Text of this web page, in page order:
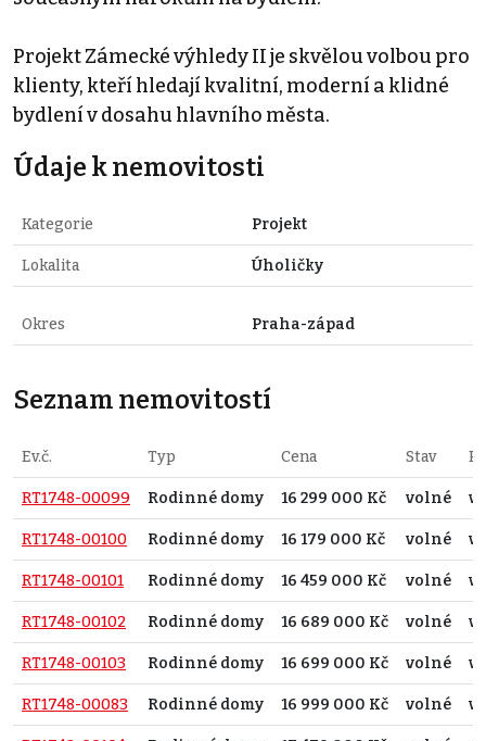
Projekt Zámecké výhledy II je skvělou volbou pro
klienty, kteří hledají kvalitní, moderní a klidné
bydlení v dosahu hlavního města.
Údaje k nemovitosti
Kategorie Projekt
Lokalita Úholičky
Okres Praha-západ
Seznam nemovitostí
Ev.č. Typ Cena Stav
RT1748-00099 Rodinné domy 16 299 000 Kč volné
RT1748-00100 Rodinné domy 16 179 000 Kč volné
RT1748-00101 Rodinné domy 16 459 000 Kč volné
RT1748-00102 Rodinné domy 16 689 000 Kč volné
RT1748-00103 Rodinné domy 16 699 000 Kč volné
RT1748-00083 Rodinné domy 16 999 000 Kč volné